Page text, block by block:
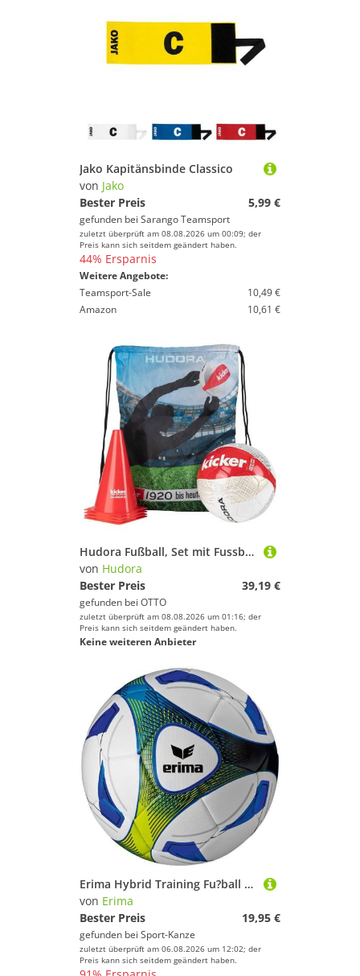
Jako Kapitänsbinde Classico
von Jako
Bester Preis
5,99 €
gefunden bei Sarango Teamsport
zuletzt überprüft am 08.08.2026 um 00:09; der
Preis kann sich seitdem geändert haben.
44% Ersparnis
Weitere Angebote:
Teamsport-Sale
10,49 €
Amazon
10,61 €
Hudora Fußball, Set mit Fussball, Ballnadel, Transporttasche und 4 Trainingshütchen
von Hudora
Bester Preis
39,19 €
gefunden bei OTTO
zuletzt überprüft am 08.08.2026 um 01:16; der
Preis kann sich seitdem geändert haben.
Keine weiteren Anbieter
Erima Hybrid Training Fu?ball 719505 royal lime Gr. 5
von Erima
Bester Preis
19,95 €
gefunden bei Sport-Kanze
zuletzt überprüft am 06.08.2026 um 12:02; der
Preis kann sich seitdem geändert haben.